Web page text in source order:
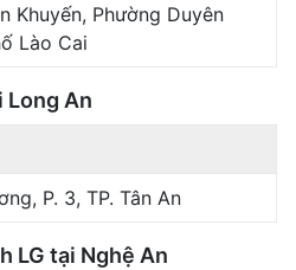
Khuyến, Phường Duyên
Lào Cai
Long An
P. 3, TP. Tân An
LG tại Nghệ An